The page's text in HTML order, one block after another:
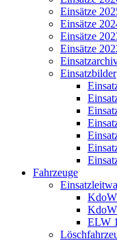
Einsätze
Einsätze
Einsätze
Einsätze
Einsatzbilder
Fahrzeuge
ELW